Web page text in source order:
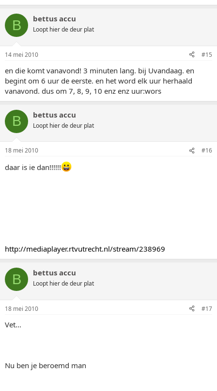
B bettus accu
Loopt hier de deur plat
14 mei 2010 #15
en die komt vanavond! 3 minuten lang. bij Uvandaag. en
begint om 6 uur de eerste. en het word elk uur herhaald
vanavond. dus om 7, 8, 9, 10 enz enz uur:wors
B bettus accu
Loopt hier de deur plat
18 mei 2010 #16
daar is ie dan!!!!!!
http://mediaplayer.rtvutrecht.nl/stream/238969
B bettus accu
Loopt hier de deur plat
18 mei 2010 #17
Vet...
Nu ben je beroemd man